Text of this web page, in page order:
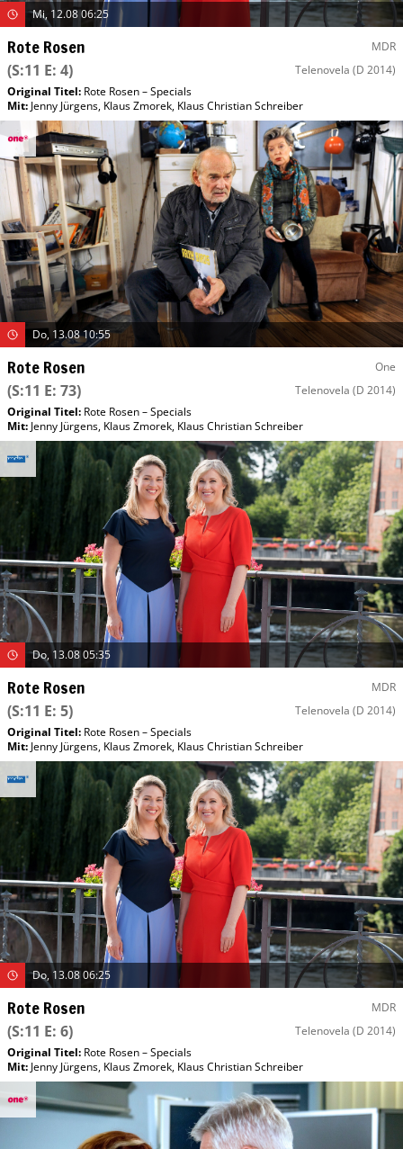
Mi, 12.08 06:25
Rote Rosen MDR
(S:11 E: 4) Telenovela (D 2014)
Original Titel: Rote Rosen – Specials
Mit: Jenny Jürgens, Klaus Zmorek, Klaus Christian Schreiber
Do, 13.08 10:55
Rote Rosen One
(S:11 E: 73) Telenovela (D 2014)
Original Titel: Rote Rosen – Specials
Mit: Jenny Jürgens, Klaus Zmorek, Klaus Christian Schreiber
Do, 13.08 05:35
Rote Rosen MDR
(S:11 E: 5) Telenovela (D 2014)
Original Titel: Rote Rosen – Specials
Mit: Jenny Jürgens, Klaus Zmorek, Klaus Christian Schreiber
Do, 13.08 06:25
Rote Rosen MDR
(S:11 E: 6) Telenovela (D 2014)
Original Titel: Rote Rosen – Specials
Mit: Jenny Jürgens, Klaus Zmorek, Klaus Christian Schreiber